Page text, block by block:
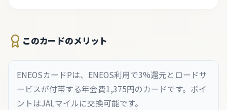
このカードのメリット
ENEOSカードPは、ENEOS利用で3%還元とロードサ
ービスが付帯する年会費1,375円のカードです。ポイ
ントはJALマイルに交換可能です。